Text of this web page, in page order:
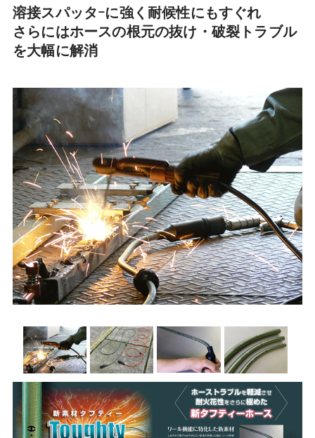
溶接スパッタｰに強く耐候性にもすぐれ
さらにはホースの根元の抜け・破裂トラブル
を大幅に解消